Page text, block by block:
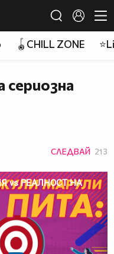
🪀CHILL ZONE
сериозна
СЛЕДВАЙ 213